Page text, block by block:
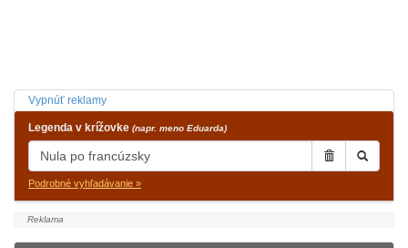
Vypnúť reklamy
Legenda v krížovke (napr. meno Eduarda)
Podrobné vyhľadávanie »